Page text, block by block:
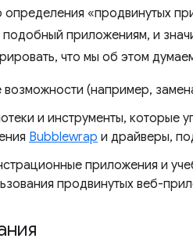
определения «продвинутых
приложениям, и
что мы об этом
возможности (например,
и инструменты, которые
Bubblewrap и драйверы,
приложения и
продвинутых веб-